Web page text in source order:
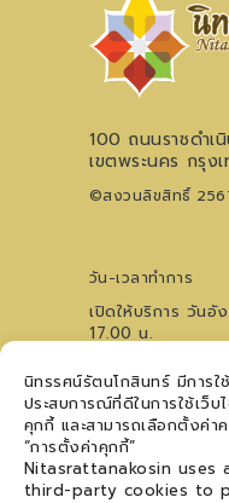
นิทรรศน์รัตนโกสินทร์ มีการ
ประสบการณ์ที่ดีในการใช้เว็บ
คุกกี้ และสามารถเลือกตั้งค่า
“การตั้งค่าคุกกี้”
Nitasrattanakosin
third-party cookies to
100 ถนนราชดำเ
เขตพระนคร กรุง
©สงวนลิขสิทธิ์
วัน-เวลาทำการ
เปิดให้บริการ วัน
17.00 น.
โทรศัพท์0 2621
สอบถามเวทีการแส
ติดตามข่าวสาร